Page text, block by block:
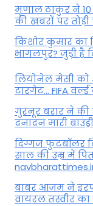
मृणाल ठाकुर ने
की खबरों पर
किशोर कुमार का
भागलपुर? जुड़ी है
ल‍ियोनेल मेसी को
टारगेट... FIFA
गुरनूर बरार ने की
दनादन मारी
दिग्गज फुटबॉलर
साल की उम्र में
बाबर आजम ने
वायरल तस्वीर